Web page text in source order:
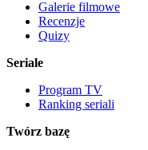
Galerie filmowe
Recenzje
Quizy
Seriale
Program TV
Ranking seriali
Twórz bazę